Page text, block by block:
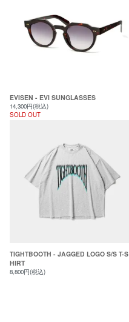
EVISEN - EVI SUNGLASSES
14,300円(税込)
SOLD OUT
TIGHTBOOTH - JAGGED LOGO S/S T-S
HIRT
8,800円(税込)